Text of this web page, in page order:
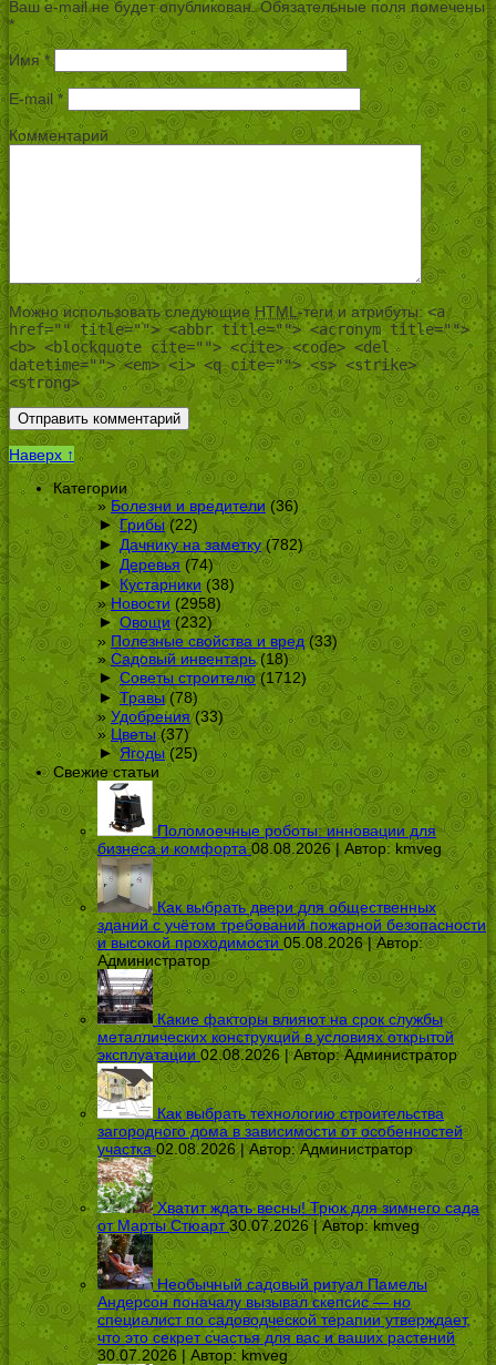
Ваш e-mail не будет опубликован.Обязательные поля помечены
*
Имя*
E-mail*
Комментарий
Можно использовать следующиеHTML-теги и атрибуты: <a
href="" title=""> <abbr title=""> <acronym title="">
<b> <blockquote cite=""> <cite> <code> <del
datetime=""> <em> <i> <q cite=""> <s> <strike>
<strong>
Наверх ↑
Категории
Болезни и вредители (36)
► Грибы(22)
► Дачнику на заметку(782)
► Деревья(74)
► Кустарники(38)
Новости(2958)
► Овощи(232)
Полезные свойства и вред(33)
Садовый инвентарь(18)
► Советы строителю(1712)
► Травы(78)
Удобрения(33)
Цветы(37)
► Ягоды(25)
Свежие статьи
Поломоечные роботы: инновации для
бизнеса и комфорта 08.08.2026 | Автор:kmveg
Как выбрать двери для общественных
зданий с учётом требований пожарной безопасности
и высокой проходимости 05.08.2026 | Автор:
Администратор
Какие факторы влияют на срок службы
металлических конструкций в условиях открытой
эксплуатации 02.08.2026 | Автор:Администратор
Как выбрать технологию строительства
загородного дома в зависимости от особенностей
участка 02.08.2026 | Автор:Администратор
Хватит ждать весны! Трюк для зимнего сада
от Марты Стюарт 30.07.2026 | Автор:kmveg
Необычный садовый ритуал Памелы
Андерсон поначалу вызывал скепсис — но
специалист по садоводческой терапии утверждает,
что это секрет счастья для вас и ваших растений
30.07.2026 | Автор: kmveg